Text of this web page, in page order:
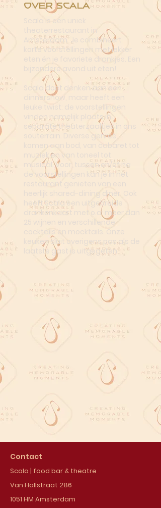
Over Scala
Scala is een uniek
theaterrestaurant in
Amsterdam. Je combineert
korte voorstellingen met lekker
eten én je favoriete drankjes. Een
bijzondere avond uit eten!
Scala doet denken aan een
dinnershow, maar heeft een
leuke twist: de voorstellingen
vinden namelijk plaats in
separate theaterzaaltjes in ons
souterrain. Diverse genres
komen aan bod, van cabaret tot
muziek en van toneel tot
musical. Voor, tussen en/of na
de voorstellingen kan je in het
restaurant genieten van een
heerlijk shared-dining diner. Ook
heeft Scala een uitgebreide
drankenkaart met o.a. meer dan
25 wijnen en verschillende
cocktails en mocktails. Onze
keuken sluit overigens pas als de
laatste gast is uitgegeten.
Contact
Scala | food bar & theatre
Van Hallstraat 286
1051 HM Amsterdam